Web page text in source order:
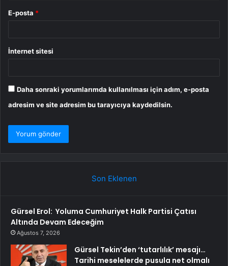
E-posta *
İnternet sitesi
Daha sonraki yorumlarımda kullanılması için adım, e-posta
adresim ve site adresim bu tarayıcıya kaydedilsin.
Son Eklenen
Gürsel Erol: Yoluma Cumhuriyet Halk Partisi Çatısı
Altında Devam Edeceğim
Ağustos 7, 2026
Gürsel Tekin’den ‘tutarlılık’ mesajı…
Tarihi meselelerde pusula net olmalı